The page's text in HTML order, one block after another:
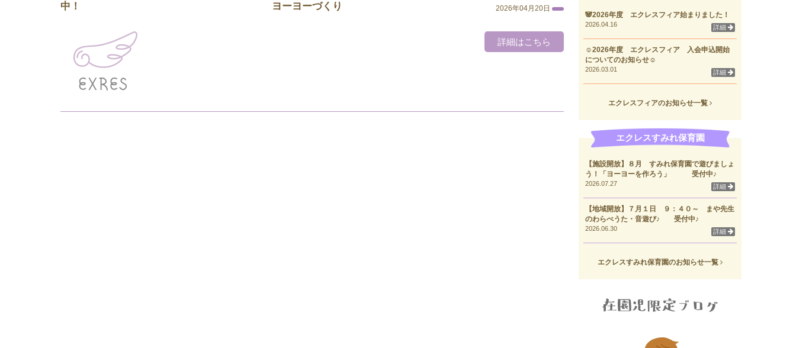
中！ ヨーヨーづくり
2026年04月20日
詳細はこちら
🐼2026年度 エクレスフィア始まりました！
2026.04.16 詳細
☺2026年度 エクレスフィア 入会申込開始
についてのお知らせ☺
2026.03.01 詳細
エクレスフィアのお知らせ一覧
エクレスすみれ保育園
【施設開放】８月 すみれ保育園で遊びましょ
う！「ヨーヨーを作ろう」 受付中♪
2026.07.27 詳細
【地域開放】７月１日 ９：４０～ まや先生
のわらべうた・音遊び♪ 受付中♪
2026.06.30 詳細
エクレスすみれ保育園のお知らせ一覧